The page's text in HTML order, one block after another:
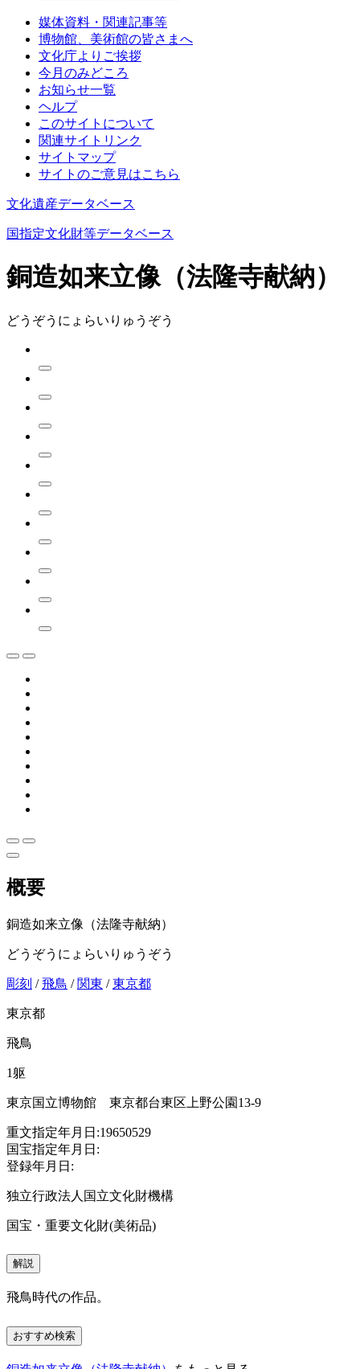
媒体資料・関連記事等
博物館、美術館の皆さまへ
文化庁よりご挨拶
今月のみどころ
お知らせ一覧
ヘルプ
このサイトについて
関連サイトリンク
サイトマップ
サイトのご意見はこちら
文化遺産データベース
国指定文化財等データベース
銅造如来立像（法隆寺献納）
どうぞうにょらいりゅうぞう
概要
銅造如来立像（法隆寺献納）
どうぞうにょらいりゅうぞう
彫刻 /飛鳥 / 関東 /東京都
東京都
飛鳥
1躯
東京国立博物館 東京都台東区上野公園13-9
重文指定年月日:19650529
国宝指定年月日:
登録年月日:
独立行政法人国立文化財機構
国宝・重要文化財(美術品)
解説
飛鳥時代の作品。
おすすめ検索